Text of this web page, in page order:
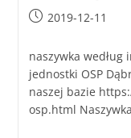
2019-12-11
naszywka
jednostki OSP
naszej bazie
osp.html